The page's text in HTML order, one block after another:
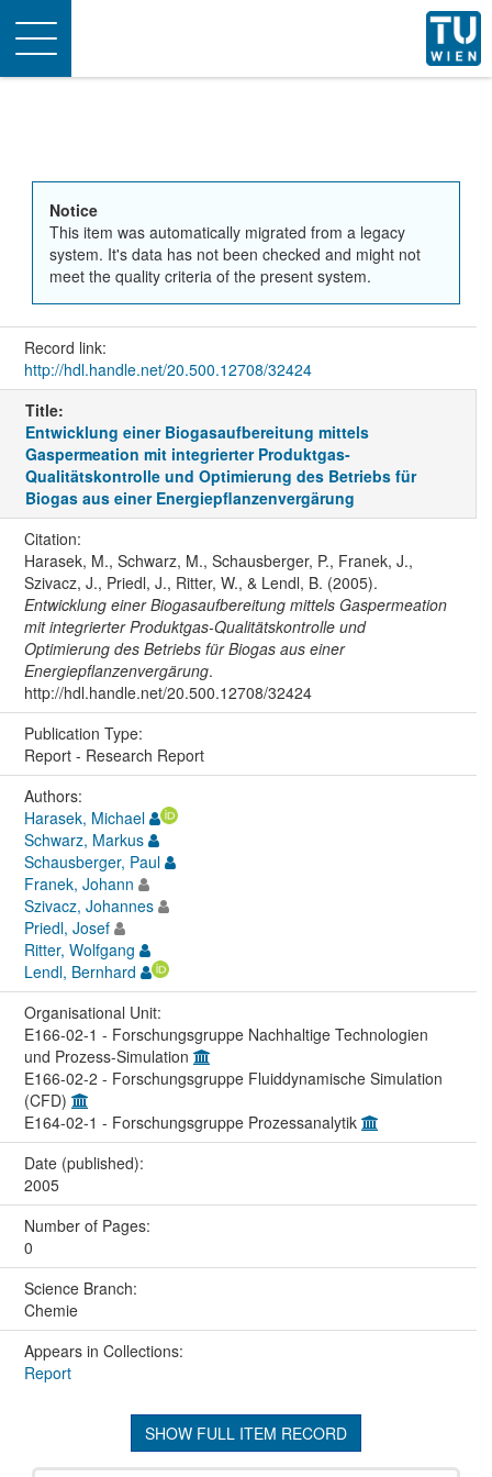
Toggle
navigation
Notice
This item was automatically migrated from a legacy
system. It's data has not been checked and might not
meet the quality criteria of the present system.
Record link:
http://hdl.handle.net/20.500.12708/32424
Title:
Entwicklung einer Biogasaufbereitung mittels
Gaspermeation mit integrierter Produktgas-
Qualitätskontrolle und Optimierung des Betriebs für
Biogas aus einer Energiepflanzenvergärung
Citation:
Harasek, M., Schwarz, M., Schausberger, P., Franek, J.,
Szivacz, J., Priedl, J., Ritter, W., & Lendl, B. (2005).
Entwicklung einer Biogasaufbereitung mittels Gaspermeation
mit integrierter Produktgas-Qualitätskontrolle und
Optimierung des Betriebs für Biogas aus einer
Energiepflanzenvergärung.
http://hdl.handle.net/20.500.12708/32424
Publication Type:
Report - Research Report
Authors:
Harasek, Michael
Schwarz, Markus
Schausberger, Paul
Franek, Johann
Szivacz, Johannes
Priedl, Josef
Ritter, Wolfgang
Lendl, Bernhard
Organisational Unit:
E166-02-1 - Forschungsgruppe Nachhaltige Technologien
und Prozess-Simulation
E166-02-2 - Forschungsgruppe Fluiddynamische Simulation
(CFD)
E164-02-1 - Forschungsgruppe Prozessanalytik
Date (published):
2005
Number of Pages:
0
Science Branch:
Chemie
Appears in Collections:
Report
SHOW FULL ITEM RECORD